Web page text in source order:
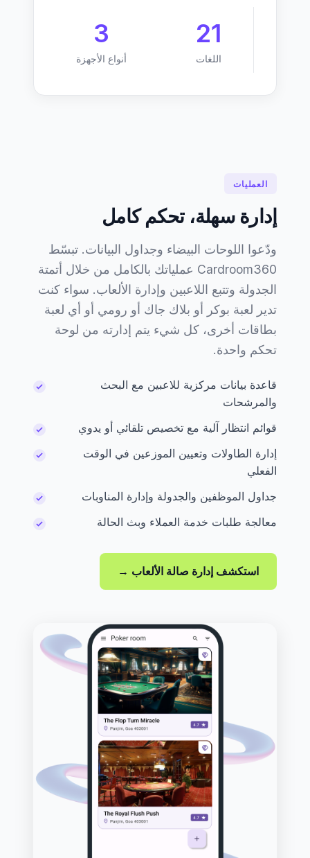
21
اللغات
3
أنواع الأجهزة
العمليات
إدارة سهلة، تحكم كامل
ودّعوا اللوحات البيضاء وجداول البيانات. تبسّط
Cardroom360 عملياتك بالكامل من خلال أتمتة
الجدولة وتتبع اللاعبين وإدارة الألعاب. سواء كنت
تدير لعبة بوكر أو بلاك جاك أو رومي أو أي لعبة
بطاقات أخرى، كل شيء يتم إدارته من لوحة
تحكم واحدة.
قاعدة بيانات مركزية للاعبين مع البحث
والمرشحات
قوائم انتظار آلية مع تخصيص تلقائي أو يدوي
إدارة الطاولات وتعيين الموزعين في الوقت
الفعلي
جداول الموظفين والجدولة وإدارة المناوبات
معالجة طلبات خدمة العملاء وبث الحالة
استكشف إدارة صالة الألعاب →